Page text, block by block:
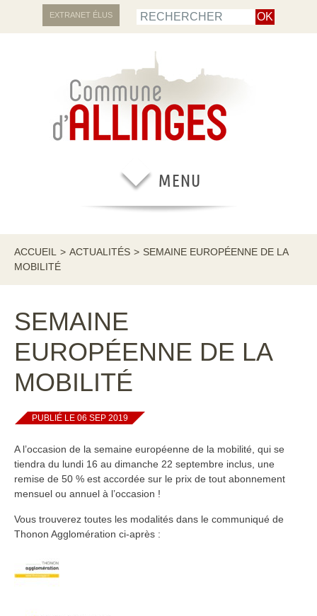
EXTRANET ÉLUS
ACCUEIL > ACTUALITÉS > SEMAINE EUROPÉENNE DE LA
MOBILITÉ
SEMAINE
EUROPÉENNE DE LA
MOBILITÉ
PUBLIÉ LE 06 SEP 2019
A l’occasion de la semaine européenne de la mobilité, qui se
tiendra du lundi 16 au dimanche 22 septembre inclus, une
remise de 50 % est accordée sur le prix de tout abonnement
mensuel ou annuel à l’occasion !
Vous trouverez toutes les modalités dans le communiqué de
Thonon Agglomération ci-après :